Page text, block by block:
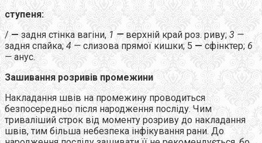
ступеня:
/ — задня стінка вагіни, 1 —верхній край роз. риву; 3 —
задня спайка; 4 — слизова прямої кишки; 5 — сфінктер; 6
— анус.
Зашивання розривів промежини
Накладання швів на промежину проводиться
безпосередньо після народження посліду. Чим
триваліший строк від моменту розриву до накладання
швів, тим більша небезпека інфікування рани. До